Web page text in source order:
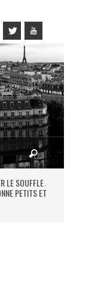
SOUFFLE AU
PETITS ET